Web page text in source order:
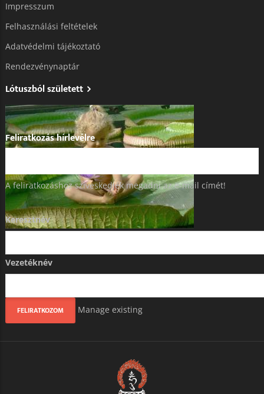
Impresszum
Felhasználási feltételek
Adatvédelmi tájékoztató​
Rendezvénynaptár
Lótuszból született
Feliratkozás hírlevélre
A feliratkozáshoz szíveskedjék megadni az e-mail címét!
Keresztnév
Vezetéknév
Manage existing